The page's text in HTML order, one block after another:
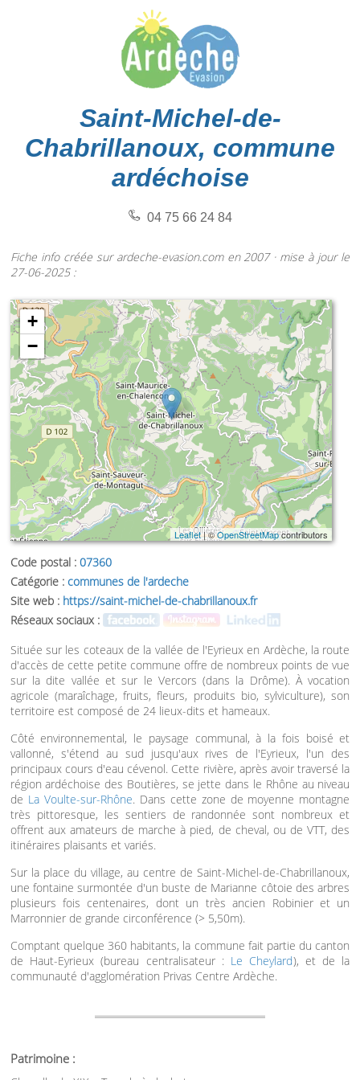
Saint-Michel-de-
Chabrillanoux, commune
ardéchoise
04 75 66 24 84
Fiche info créée sur ardeche-evasion.com en 2007 · mise à jour le
27-06-2025 :
+
−
Leaflet| ©OpenStreetMapcontributors
Code postal : 07360
Catégorie : communes de l'ardeche
Site web : https://saint-michel-de-chabrillanoux.fr
Réseaux sociaux :
Située sur les coteaux de la vallée de l'Eyrieux en Ardèche, la route
d'accès de cette petite commune offre de nombreux points de vue
sur la dite vallée et sur le Vercors (dans la Drôme). À vocation
agricole (maraîchage, fruits, fleurs, produits bio, sylviculture), son
territoire est composé de 24 lieux-dits et hameaux.
Côté environnemental, le paysage communal, à la fois boisé et
vallonné, s'étend au sud jusqu'aux rives de l'Eyrieux, l'un des
principaux cours d'eau cévenol. Cette rivière, après avoir traversé la
région ardéchoise des Boutières, se jette dans le Rhône au niveau
de La Voulte-sur-Rhône. Dans cette zone de moyenne montagne
très pittoresque, les sentiers de randonnée sont nombreux et
offrent aux amateurs de marche à pied, de cheval, ou de VTT, des
itinéraires plaisants et variés.
Sur la place du village, au centre de Saint-Michel-de-Chabrillanoux,
une fontaine surmontée d'un buste de Marianne côtoie des arbres
plusieurs fois centenaires, dont un très ancien Robinier et un
Marronnier de grande circonférence (> 5,50m).
Comptant quelque 360 habitants, la commune fait partie du canton
de Haut-Eyrieux (bureau centralisateur : Le Cheylard), et de la
communauté d'agglomération Privas Centre Ardèche.
Patrimoine :